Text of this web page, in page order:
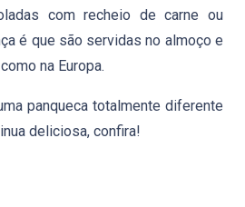
com recheio de carne ou
é que são servidas no almoço e
na Europa.
panqueca totalmente diferente
deliciosa, confira!